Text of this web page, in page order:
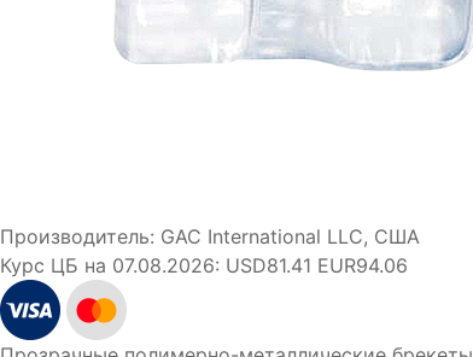
Производитель: GAC International LLC, США
Курс ЦБ на 07.08.2026: USD81.41 EUR94.06